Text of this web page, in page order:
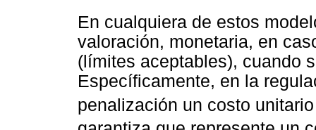
En cualquiera de estos
valoración, monetaria, en
(límites aceptables), cuando
Específicamente, en la
penalización un costo